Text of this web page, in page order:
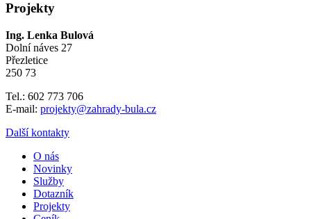
Projekty
Ing. Lenka Bulová
Dolní náves 27
Přezletice
250 73
Tel.: 602 773 706
E-mail: projekty@zahrady-bula.cz
Další kontakty
O nás
Novinky
Služby
Dotazník
Projekty